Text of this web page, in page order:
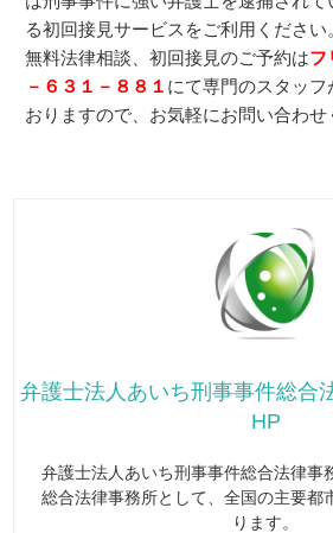
る初回接見サービスをご利用ください
無料法律相談、初回接見のご予約はフ
－６３１－８８１ にて専門のスタッフ
おりますので、お気軽にお問い合わせ
弁護士法人あいち刑事事件総
HP
弁護士法人あいち刑事事件総合法律事
総合法律事務所として、全国の主要都
ります。